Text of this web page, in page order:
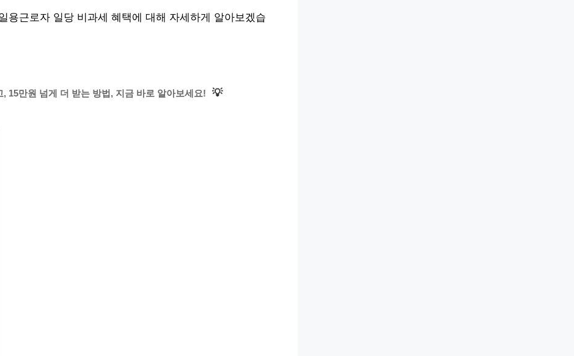
용근로자 일당 비과세 혜택에 대해 자세하게 알아보겠습
15만원 넘게 더 받는 방법, 지금 바로 알아보세요! 💡